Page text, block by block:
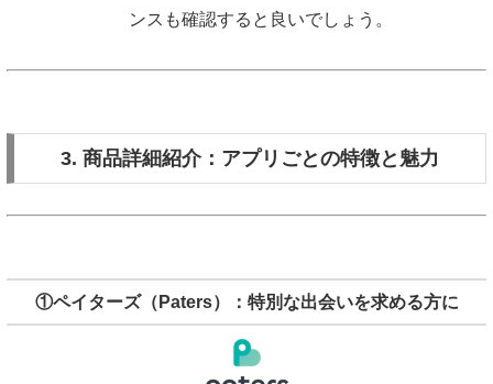
ンスも確認すると良いでしょう。
3. 商品詳細紹介：アプリごとの特徴と魅力
①ペイターズ（Paters）：特別な出会いを求める方に